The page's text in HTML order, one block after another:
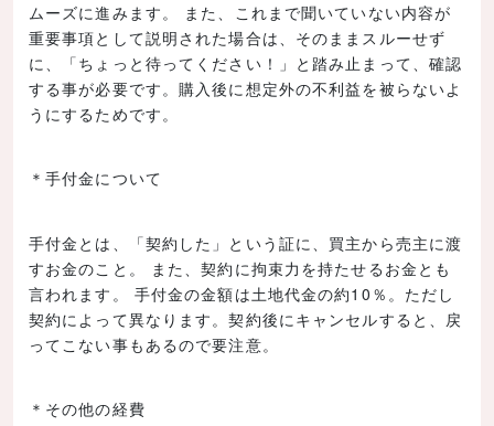
ムーズに進みます。 また、これまで聞いていない内容が
重要事項として説明された場合は、そのままスルーせず
に、「ちょっと待ってください！」と踏み止まって、確認
する事が必要です。購入後に想定外の不利益を被らないよ
うにするためです。
＊手付金について
手付金とは、「契約した」という証に、買主から売主に渡
すお金のこと。 また、契約に拘束力を持たせるお金とも
言われます。 手付金の金額は土地代金の約10％。ただし
契約によって異なります。契約後にキャンセルすると、戻
ってこない事もあるので要注意。
＊その他の経費